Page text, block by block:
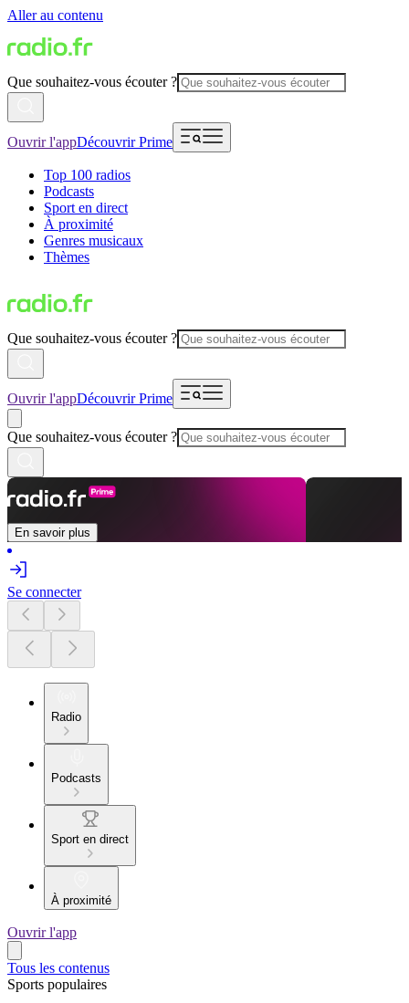
Aller au contenu
Que souhaitez-vous écouter ?
Ouvrir l'appDécouvrir Prime
Top 100 radios
Podcasts
Sport en direct
À proximité
Genres musicaux
Thèmes
Que souhaitez-vous écouter ?
Ouvrir l'appDécouvrir Prime
Que souhaitez-vous écouter ?
En savoir plus
Se connecter
Radio
Podcasts
Sport en direct
À proximité
Ouvrir l'app
Tous les contenus
Sports populaires